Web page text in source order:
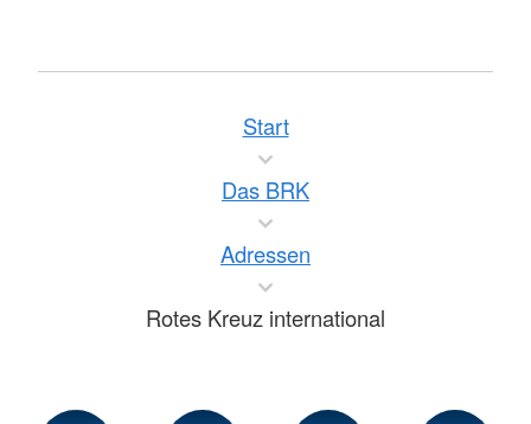
Start
Das BRK
Adressen
Rotes Kreuz international